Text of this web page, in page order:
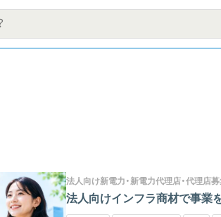
法人向け新電力・新電力代理店・代理店
法人向けインフラ商材で事業